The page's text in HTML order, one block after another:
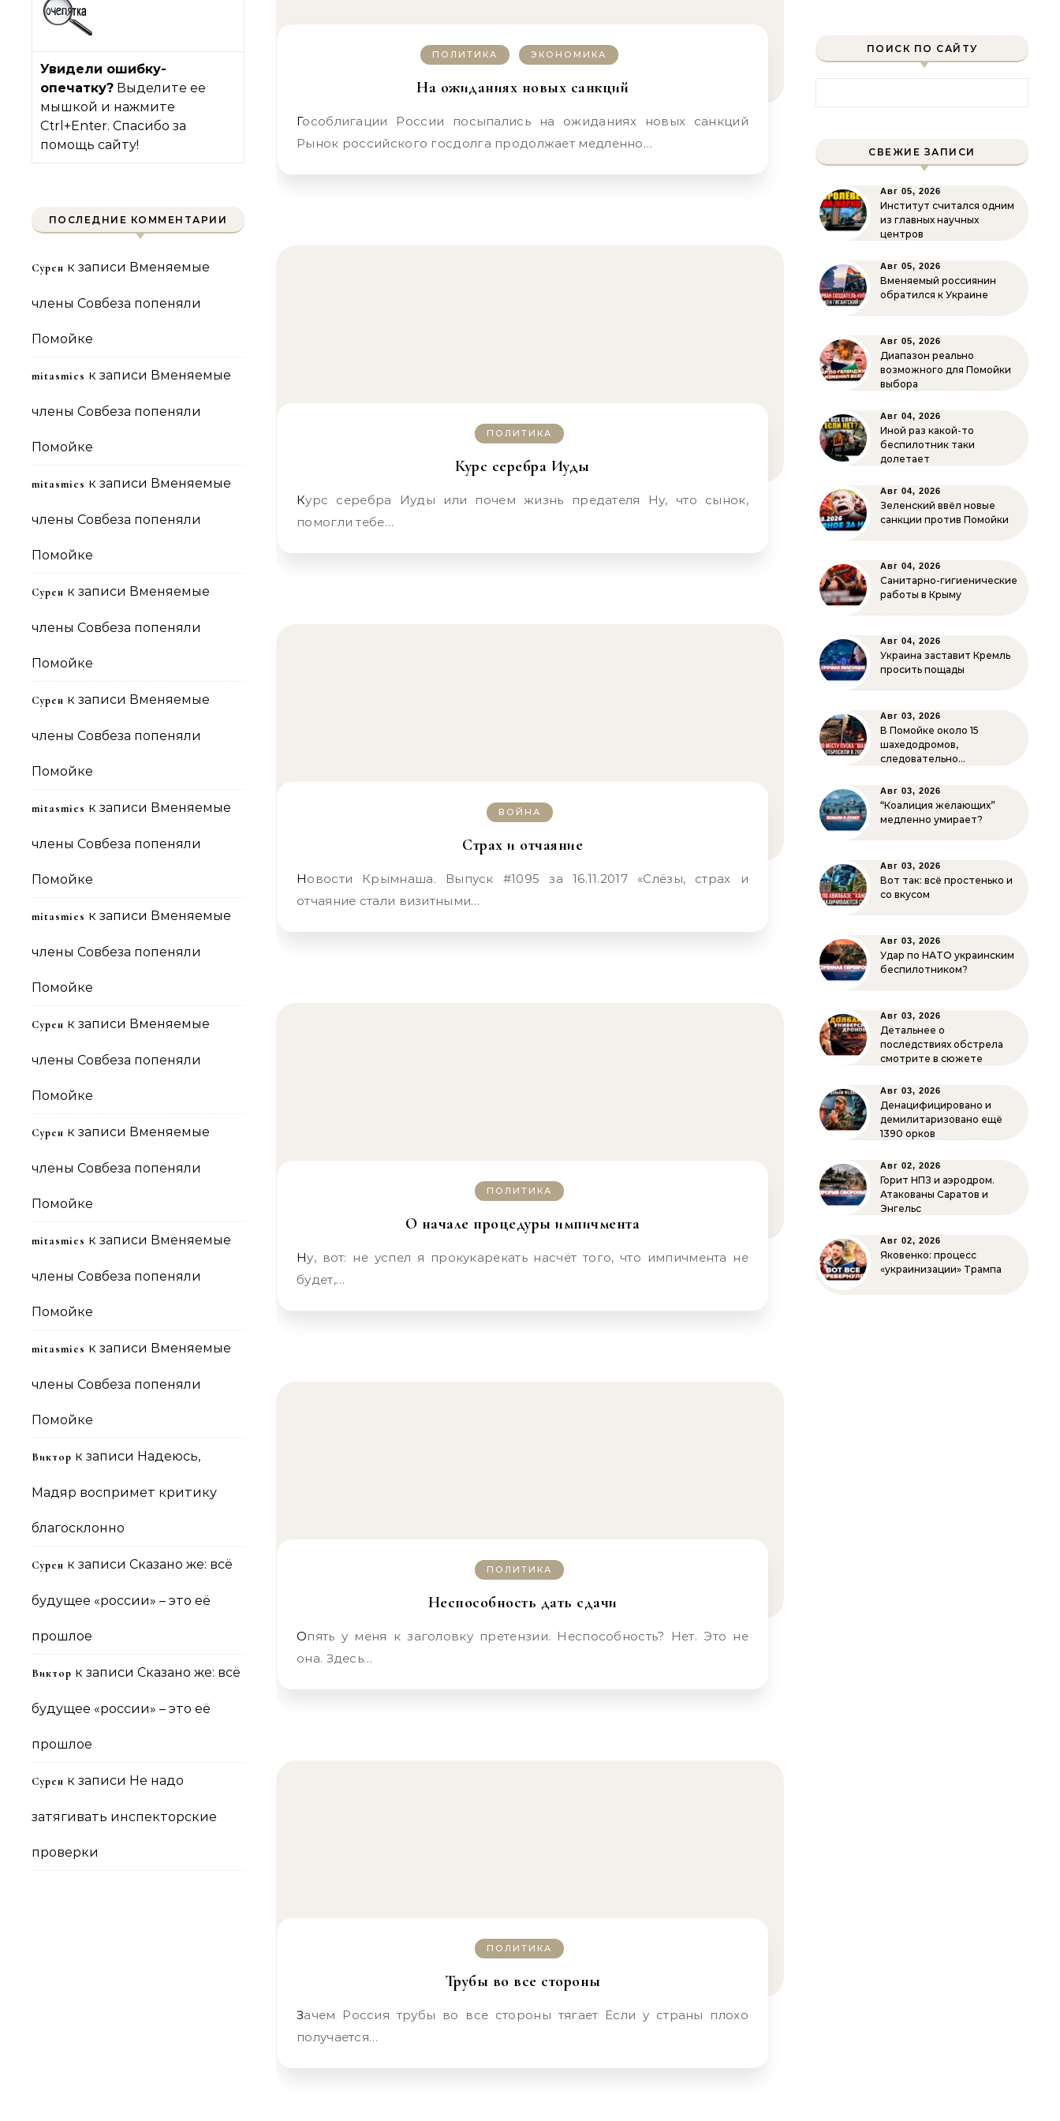
Увидели ошибку-
опечатку? Выделите ее
мышкой и нажмите
Ctrl+Enter. Спасибо за
помощь сайту!
ПОСЛЕДНИЕ КОММЕНТАРИИ
Сурен к записи Вменяемые
члены Совбеза попеняли
Помойке
mitasmies к записи Вменяемые
члены Совбеза попеняли
Помойке
mitasmies к записи Вменяемые
члены Совбеза попеняли
Помойке
Сурен к записи Вменяемые
члены Совбеза попеняли
Помойке
Сурен к записи Вменяемые
члены Совбеза попеняли
Помойке
mitasmies к записи Вменяемые
члены Совбеза попеняли
Помойке
mitasmies к записи Вменяемые
члены Совбеза попеняли
Помойке
Сурен к записи Вменяемые
члены Совбеза попеняли
Помойке
Сурен к записи Вменяемые
члены Совбеза попеняли
Помойке
mitasmies к записи Вменяемые
члены Совбеза попеняли
Помойке
mitasmies к записи Вменяемые
члены Совбеза попеняли
Помойке
Виктор к записи Надеюсь,
Мадяр воспримет критику
благосклонно
Сурен к записи Сказано же: всё
будущее «россии» – это её
прошлое
Виктор к записи Сказано же: всё
будущее «россии» – это её
прошлое
Сурен к записи Не надо
затягивать инспекторские
проверки
ПОЛИТИКА ЭКОНОМИКА
На ожиданиях новых санкций
Гособлигации России посыпались на ожиданиях новых санкций
Рынок российского госдолга продолжает медленно…
ПОЛИТИКА
Курс серебра Иуды
Курс серебра Иуды или почем жизнь предателя Ну, что сынок,
помогли тебе…
ВОЙНА
Страх и отчаяние
Новости Крымнаша. Выпуск #1095 за 16.11.2017 «Слёзы, страх и
отчаяние стали визитными…
ПОЛИТИКА
О начале процедуры импичмента
Ну, вот: не успел я прокукарекать насчёт того, что импичмента не
будет,…
ПОЛИТИКА
Неспособность дать сдачи
Опять у меня к заголовку претензии. Неспособность? Нет. Это не
она. Здесь…
ПОЛИТИКА
Трубы во все стороны
Зачем Россия трубы во все стороны тягает Если у страны плохо
получается…
ПОИСК ПО САЙТУ
СВЕЖИЕ ЗАПИСИ
Авг 05, 2026
Институт считался одним
из главных научных
центров
Авг 05, 2026
Вменяемый россиянин
обратился к Украине
Авг 05, 2026
Диапазон реально
возможного для Помойки
выбора
Авг 04, 2026
Иной раз какой-то
беспилотник таки
долетает
Авг 04, 2026
Зеленский ввёл новые
санкции против Помойки
Авг 04, 2026
Санитарно-гигиенические
работы в Крыму
Авг 04, 2026
Украина заставит Кремль
просить пощады
Авг 03, 2026
В Помойке около 15
шахедодромов,
следовательно…
Авг 03, 2026
“Коалиция желающих”
медленно умирает?
Авг 03, 2026
Вот так: всё простенько и
со вкусом
Авг 03, 2026
Удар по НАТО украинским
беспилотником?
Авг 03, 2026
Детальнее о
последствиях обстрела
смотрите в сюжете
Авг 03, 2026
Денацифицировано и
демилитаризовано ещё
1390 орков
Авг 02, 2026
Горит НПЗ и аэродром.
Атакованы Саратов и
Энгельс
Авг 02, 2026
Яковенко: процесс
«украинизации» Трампа